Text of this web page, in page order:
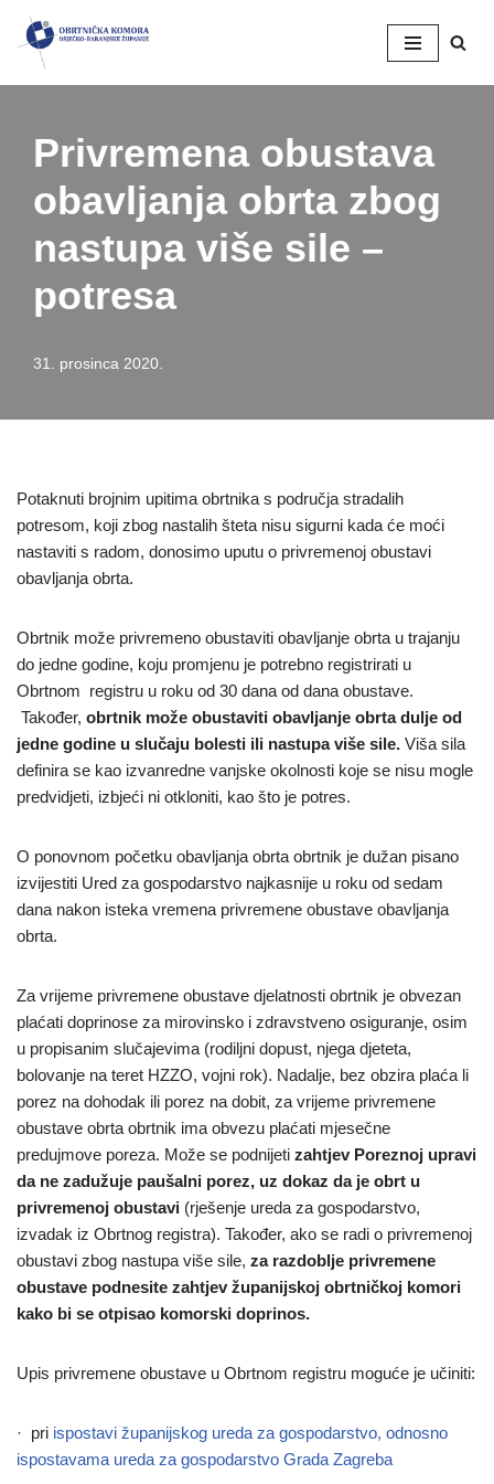
Skip
to
Privremena obustava
obavljanja obrta zbog
nastupa više sile –
potresa
31. prosinca 2020.
Potaknuti brojnim upitima obrtnika s područja stradalih
potresom, koji zbog nastalih šteta nisu sigurni kada će moći
nastaviti s radom, donosimo uputu o privremenoj obustavi
obavljanja obrta.
Obrtnik može privremeno obustaviti obavljanje obrta u trajanju
do jedne godine, koju promjenu je potrebno registrirati u
Obrtnom registru u roku od 30 dana od dana obustave.
Također, obrtnik može obustaviti obavljanje obrta dulje od
jedne godine u slučaju bolesti ili nastupa više sile. Viša sila
definira se kao izvanredne vanjske okolnosti koje se nisu mogle
predvidjeti, izbjeći ni otkloniti, kao što je potres.
O ponovnom početku obavljanja obrta obrtnik je dužan pisano
izvijestiti Ured za gospodarstvo najkasnije u roku od sedam
dana nakon isteka vremena privremene obustave obavljanja
obrta.
Za vrijeme privremene obustave djelatnosti obrtnik je obvezan
plaćati doprinose za mirovinsko i zdravstveno osiguranje, osim
u propisanim slučajevima (rodiljni dopust, njega djeteta,
bolovanje na teret HZZO, vojni rok). Nadalje, bez obzira plaća li
porez na dohodak ili porez na dobit, za vrijeme privremene
obustave obrta obrtnik ima obvezu plaćati mjesečne
predujmove poreza. Može se podnijeti zahtjev Poreznoj upravi
da ne zadužuje paušalni porez, uz dokaz da je obrt u
privremenoj obustavi (rješenje ureda za gospodarstvo,
izvadak iz Obrtnog registra). Također, ako se radi o privremenoj
obustavi zbog nastupa više sile, za razdoblje privremene
obustave podnesite zahtjev županijskoj obrtničkoj komori
kako bi se otpisao komorski doprinos.
Upis privremene obustave u Obrtnom registru moguće je učiniti:
· pri ispostavi županijskog ureda za gospodarstvo, odnosno
ispostavama ureda za gospodarstvo Grada Zagreba